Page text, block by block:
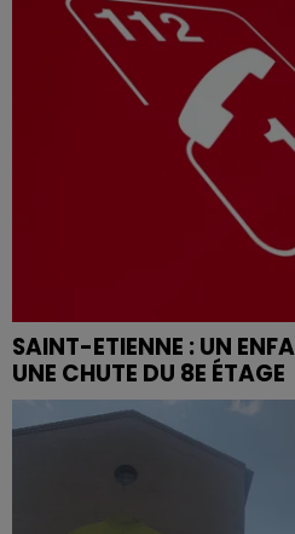
SAINT-ETIENNE : UN
UNE CHUTE DU 8E ÉTAGE